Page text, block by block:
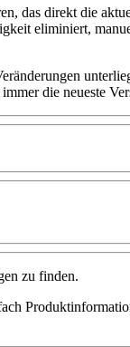
das direkt die
eliminiert,
die neueste
zu finden.